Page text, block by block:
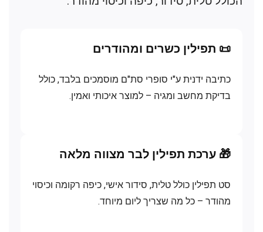
📜 תפילין כשרים ומהודרים
כתיבה ידנית ע"י סופרי סת"ם מוסמכים בלבד, כולל
בדיקת מחשב ומגיה – למוצר איכותי ואמין.
🎁 ערכת תפילין לבר מצווה מלאה
סט תפילין כולל טלית, סידור אישי, כיפה רקומה וכיסוי
מהודר – כל מה שצריך ליום מיוחד.